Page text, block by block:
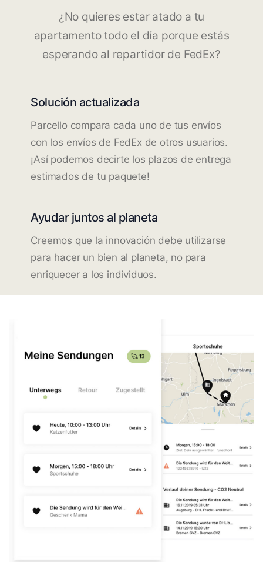
¿No quieres estar atado a tu
apartamento todo el día porque estás
esperando al repartidor de FedEx?
Solución actualizada
Parcello compara cada uno de tus envíos
con los envíos de FedEx de otros usuarios.
¡Así podemos decirte los plazos de entrega
estimados de tu paquete!
Ayudar juntos al planeta
Creemos que la innovación debe utilizarse
para hacer un bien al planeta, no para
enriquecer a los individuos.